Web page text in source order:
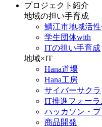
プロジェクト紹介
地域の担い手育成
鯖江市地域活
学生団体with
ITの担い手育成
地域×IT
Hana道場
Hana工房
サイバーサクラ
IT推進フォーラ
ハッカソン・
商品開発